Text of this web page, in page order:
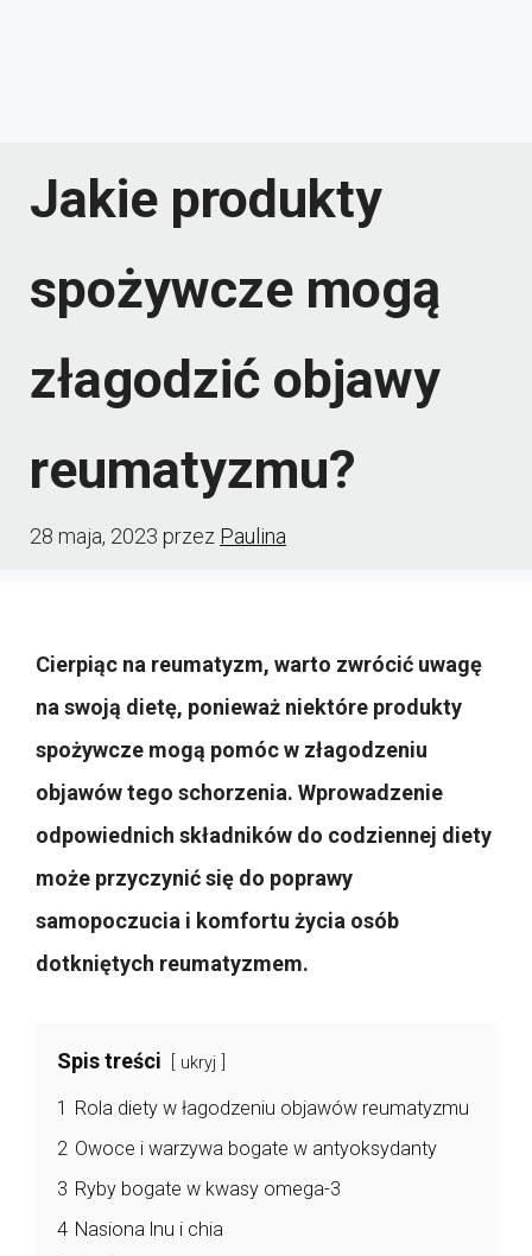
Jakie produkty
spożywcze mogą
złagodzić objawy
reumatyzmu?
28 maja, 2023 przez Paulina
Cierpiąc na reumatyzm, warto zwrócić uwagę
na swoją dietę, ponieważ niektóre produkty
spożywcze mogą pomóc w złagodzeniu
objawów tego schorzenia. Wprowadzenie
odpowiednich składników do codziennej diety
może przyczynić się do poprawy
samopoczucia i komfortu życia osób
dotkniętych reumatyzmem.
Spis treści ukryj
1 Rola diety w łagodzeniu objawów reumatyzmu
2 Owoce i warzywa bogate w antyoksydanty
3 Ryby bogate w kwasy omega-3
4 Nasiona lnu i chia